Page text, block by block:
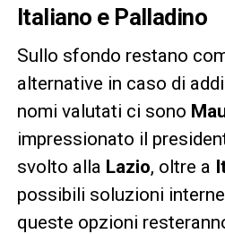
Italiano e Palladino
Sullo sfondo restano
alternative in caso di
nomi valutati ci sono
impressionato il
svolto alla Lazio, oltre a
possibili soluzioni
queste opzioni